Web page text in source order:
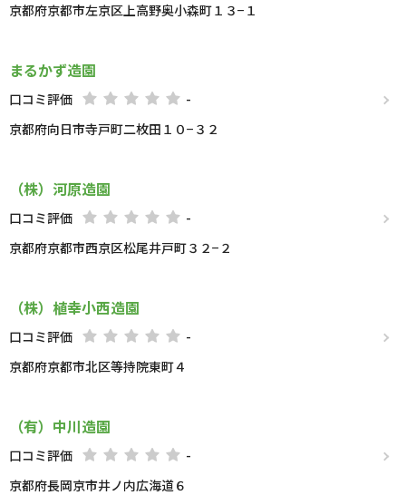
京都府京都市左京区上高野奥小森町１３−１
まるかず造園
口コミ評価
-
京都府向日市寺戸町二枚田１０−３２
（株）河原造園
口コミ評価
-
京都府京都市西京区松尾井戸町３２−２
（株）植幸小西造園
口コミ評価
-
京都府京都市北区等持院東町４
（有）中川造園
口コミ評価
-
京都府長岡京市井ノ内広海道６